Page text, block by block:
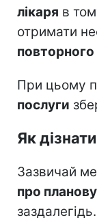
лікаря в
отримати
повторного
При цьому
послуги
Як
Зазвичай
про планову
заздалегідь.